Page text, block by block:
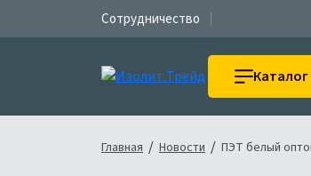
Сотрудничество
Каталог
Главная / Новости / ПЭТ белый